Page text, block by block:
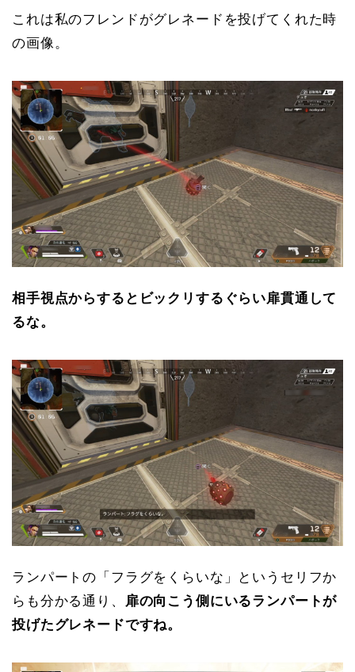
これは私のフレンドがグレネードを投げてくれた時
の画像。
相手視点からするとビックリするぐらい扉貫通して
るな。
ランパートの「フラグをくらいな」というセリフか
らも分かる通り、 扉の向こう側にいるランパートが
投げたグレネードですね。